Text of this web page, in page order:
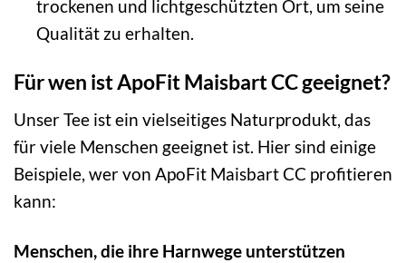
trockenen und lichtgeschützten Ort, um seine
Qualität zu erhalten.
Für wen ist ApoFit Maisbart CC geeignet?
Unser Tee ist ein vielseitiges Naturprodukt, das
für viele Menschen geeignet ist. Hier sind einige
Beispiele, wer von ApoFit Maisbart CC profitieren
kann:
Menschen, die ihre Harnwege unterstützen